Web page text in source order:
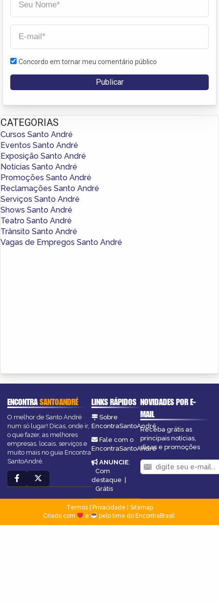
Concordo em tornar meu comentário público
CATEGORIAS
Cursos Santo André
Eventos Santo André
Exposição Santo André
Notícias Santo André
Promoções Santo André
Reclamações Santo André
Serviços Santo André
Shows Santo André
Teatro Santo André
Trânsito Santo André
Vagas de Empregos Santo André
ENCONTRASANTOANDRÉ
O melhor de Santo André
num só lugar! Dicas, onde ir,
o que fazer, as melhores
empresas, locais, serviços e
muito mais no guia Encontra
SantoAndré.
LINKS RÁPIDOS
Sobre
EncontraSantoAndré
Fale com o
EncontraSantoAndré
ANUNCIE:
Com
destaque
Grátis
NOVIDADES POR E-
MAIL
Receba grátis as
principais notícias,
dicas e promoções
Termos| Privacidade
Sitemap
Criado com
e pelo time do EncontraBrasil